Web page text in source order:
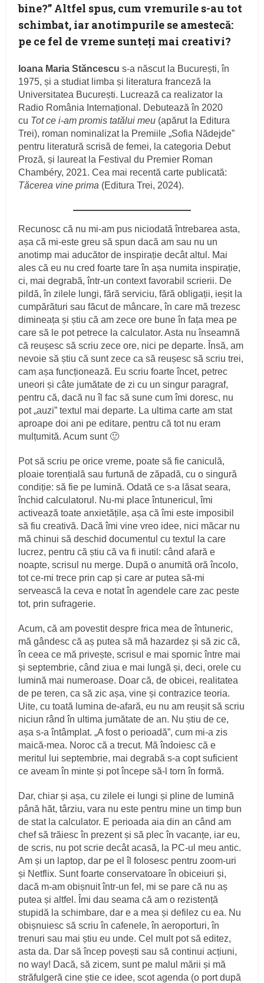
bine?” Altfel spus, cum vremurile s-au tot
schimbat, iar anotimpurile se amestecă:
pe ce fel de vreme sunteţi mai creativi?
Ioana Maria Stăncescu s-­a născut la București, în
1975, și a studiat limba și literatura franceză la
Universitatea București. Lucrează ca realizator la
Radio România Internațional. Debutează în 2020
cu Tot ce i-am promis tatălui meu (apărut la Editura
Trei), roman nominalizat la Premiile „Sofia Nădejde”
pentru literatură scrisă de femei, la categoria Debut
Proză, și laureat la Festival du Premier Roman
Chambéry, 2021. Cea mai recentă carte publicată:
Tăcerea vine prima (Editura Trei, 2024).
Recunosc că nu mi-am pus niciodată întrebarea asta,
așa că mi-este greu să spun dacă am sau nu un
anotimp mai aducător de inspirație decât altul. Mai
ales că eu nu cred foarte tare în așa numita inspirație,
ci, mai degrabă, într-un context favorabil scrierii. De
pildă, în zilele lungi, fără serviciu, fără obligații, ieșit la
cumpărături sau făcut de mâncare, în care mă trezesc
dimineața și știu că am zece ore bune în fața mea pe
care să le pot petrece la calculator. Asta nu înseamnă
că reușesc să scriu zece ore, nici pe departe. Însă, am
nevoie să știu că sunt zece ca să reușesc să scriu trei,
cam așa funcționează. Eu scriu foarte încet, petrec
uneori și câte jumătate de zi cu un singur paragraf,
pentru că, dacă nu îl fac să sune cum îmi doresc, nu
pot „auzi” textul mai departe. La ultima carte am stat
aproape doi ani pe editare, pentru că tot nu eram
mulțumită. Acum sunt 🙂
Pot să scriu pe orice vreme, poate să fie caniculă,
ploaie torențială sau furtună de zăpadă, cu o singură
condiție: să fie pe lumină. Odată ce s-a lăsat seara,
închid calculatorul. Nu-mi place întunericul, îmi
activează toate anxietățile, așa că îmi este imposibil
să fiu creativă. Dacă îmi vine vreo idee, nici măcar nu
mă chinui să deschid documentul cu textul la care
lucrez, pentru că știu că va fi inutil: când afară e
noapte, scrisul nu merge. După o anumită oră încolo,
tot ce-mi trece prin cap și care ar putea să-mi
servească la ceva e notat în agendele care zac peste
tot, prin sufragerie.
Acum, că am povestit despre frica mea de întuneric,
mă gândesc că aș putea să mă hazardez și să zic că,
în ceea ce mă privește, scrisul e mai spornic între mai
și septembrie, când ziua e mai lungă și, deci, orele cu
lumină mai numeroase. Doar că, de obicei, realitatea
de pe teren, ca să zic așa, vine și contrazice teoria.
Uite, cu toată lumina de-afară, eu nu am reușit să scriu
niciun rând în ultima jumătate de an. Nu știu de ce,
așa s-a întâmplat. „A fost o perioadă”, cum mi-a zis
maică-mea. Noroc că a trecut. Mă îndoiesc că e
meritul lui septembrie, mai degrabă s-a copt suficient
ce aveam în minte și pot începe să-l torn în formă.
Dar, chiar și așa, cu zilele ei lungi și pline de lumină
până hăt, târziu, vara nu este pentru mine un timp bun
de stat la calculator. E perioada aia din an când am
chef să trăiesc în prezent și să plec în vacanțe, iar eu,
de scris, nu pot scrie decât acasă, la PC-ul meu antic.
Am și un laptop, dar pe el îl folosesc pentru zoom-uri
și Netflix. Sunt foarte conservatoare în obiceiuri și,
dacă m-am obișnuit într-un fel, mi se pare că nu aș
putea și altfel. Îmi dau seama că am o rezistență
stupidă la schimbare, dar e a mea și defilez cu ea. Nu
obișnuiesc să scriu în cafenele, în aeroporturi, în
trenuri sau mai știu eu unde. Cel mult pot să editez,
asta da. Dar să încep povești sau să continui acțiuni,
no way! Dacă, să zicem, sunt pe malul mării și mă
străfulgeră cine știe ce idee, scot agenda (o port după